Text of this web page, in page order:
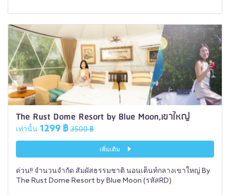
The Rust Dome Resort by Blue Moon,เขาใหญ่
เท่านั้น 1299 ฿ 3500 ฿
เพิ่มเติม
ด่วน!! จำนวนจำกัด สัมผัสธรรมชาติ นอนเต็นท์กลางเขาใหญ่ By
The Rust Dome Resort by Blue Moon (รหัสRD)